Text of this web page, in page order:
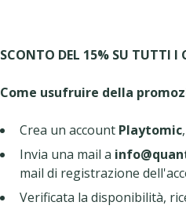
SCONTO DEL 15% SU TUTTI
Come usufruire della
Crea un account Playtomic
Invia una mail a
mail di registrazione
Verificata la disponibilità,